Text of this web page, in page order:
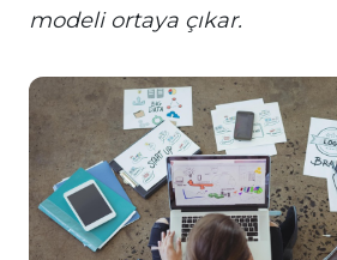
modeli ortaya çıkar.